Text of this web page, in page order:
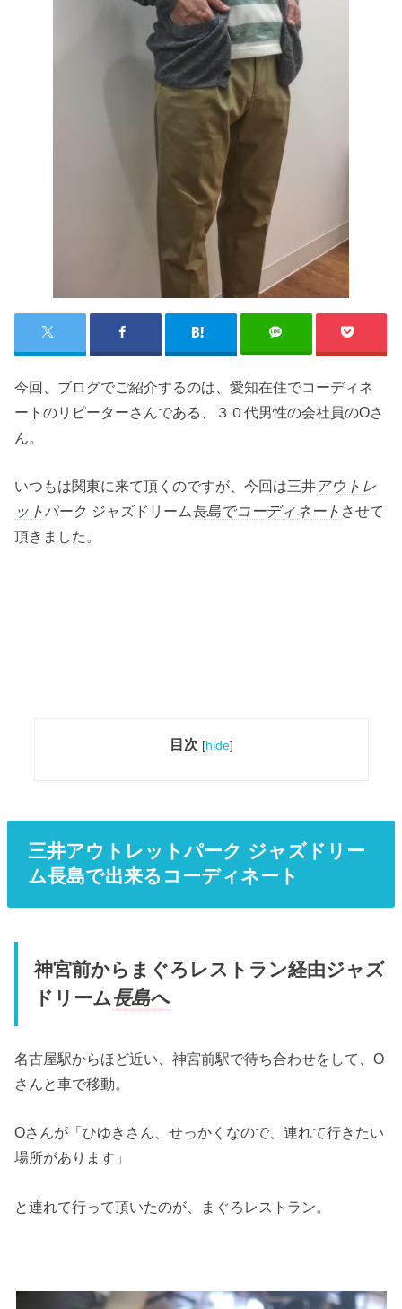
今回、ブログでご紹介するのは、愛知在住でコーディネ
ートのリピーターさんである、３０代男性の会社員のOさ
ん。
いつもは関東に来て頂くのですが、今回は三井 アウトレ
ットパーク ジャズドリーム長島でコーディネート させて
頂きました。
目次 [hide]
三井アウトレットパーク ジャズドリー
ム長島で出来るコーディネート
神宮前からまぐろレストラン経由ジャズ
ドリーム長島へ
名古屋駅からほど近い、神宮前駅で待ち合わせをして、O
さんと車で移動。
Oさんが「ひゆきさん、せっかくなので、連れて行きたい
場所があります」
と連れて行って頂いたのが、まぐろレストラン。